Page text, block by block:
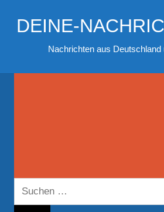
InhaltDEINE-
Nachrichten aus Deutschland
Suchen
nach: